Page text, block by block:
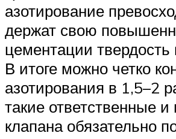
азотирование
держат свою
цементации
В итоге можно четко
азотирования в 1,5–2
такие ответственные
клапана обязательно